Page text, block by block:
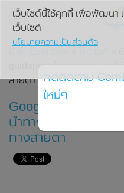
»
guidance นำทางด้วยเสียง
สายตา
Google Maps เพิ่มร
นำทางด้วยเสียงในโ
ทางสายตา
เว็บไซต์นี้ใช้คุกกี้ เพื่อพัฒนา
เว็บไซต์
นโยบายความเป็นส่วนตัว
กดติดตาม
ใหม่ๆ